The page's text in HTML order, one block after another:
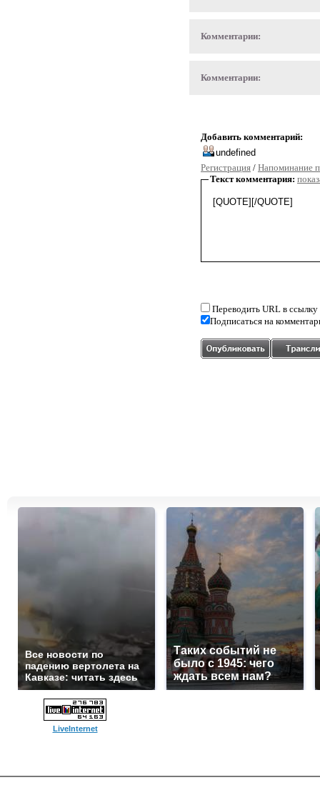
Комментарии:
Комментарии:
Добавить комментарий:
Регистрация / Напоминание
Текст комментария:
Переводить URL в ссылку
Подписаться на
Все новости по
падению вертолета на
Кавказе: читать здесь
Таких событий не
было с 1945: чего
ждать всем нам?
LiveInternet